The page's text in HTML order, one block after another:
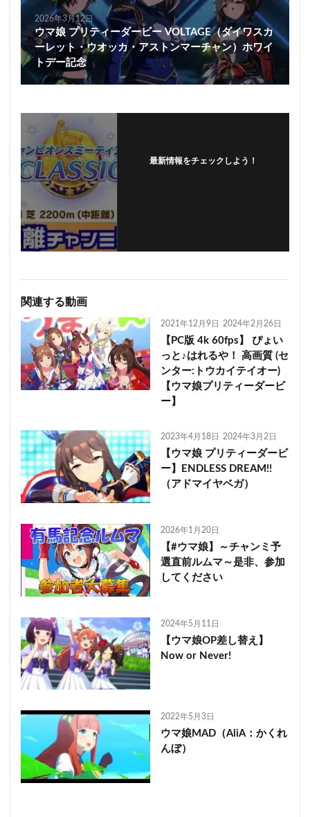
2026年3月12日
ウマ娘 プリティーダービー VOLTAGE（ダイワスカ
ーレット・ウオッカ・アストンマーチャン）ホワイ
トデー記念
最新情報をチェックしよう！
関連する動画
2021年12月9日 2024年2月26日
【PC版 4k 60fps】 ぴょい
っと♪はれるや！ 高画質 (セ
ンター:トウカイテイオー)
【ウマ娘プリティーダービ
ー】
2023年4月18日 2024年3月2日
【ウマ娘 プリティーダービ
ー】ENDLESS DREAM!!
（アドマイヤベガ）
2026年1月20日
【#ウマ娘】～チャンミ予
選直前ルムマ～是非、参加
してください
2024年5月11日
【ウマ娘OP差し替え】
Now or Never!
2022年5月3日
ウマ娘MAD（AliA：かくれ
んぼ）